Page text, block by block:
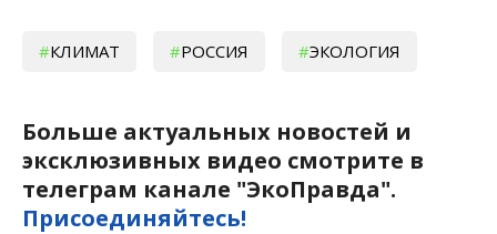
КЛИМАТ РОССИЯ ЭКОЛОГИЯ
Больше актуальных новостей и
эксклюзивных видео смотрите в
телеграм канале "ЭкоПравда".
Присоединяйтесь!